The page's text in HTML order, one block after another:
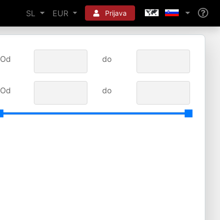
SL EUR Prijava
Od do
Od do